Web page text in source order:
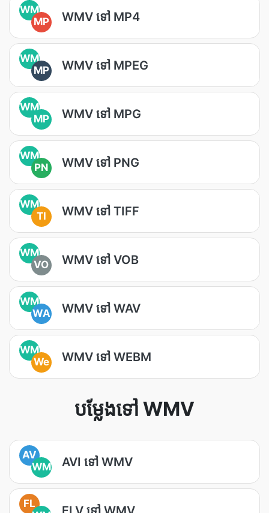
WM
MP
WMV ទៅ MP4
WM
MP
WMV ទៅ MPEG
WM
MP
WMV ទៅ MPG
WM
PN
WMV ទៅ PNG
WM
TI
WMV ទៅ TIFF
WM
VO
WMV ទៅ VOB
WM
WA
WMV ទៅ WAV
WM
We
WMV ទៅ WEBM
បម្លែង​ទៅ WMV
AV
WM
AVI ទៅ WMV
FL